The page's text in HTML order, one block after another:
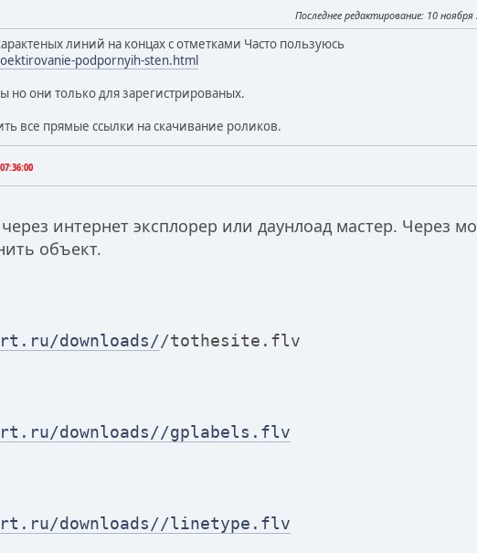
Последнее редактирование: 10
линий на концах с отметками Часто пользуюсь
podpornyih-sten.html
но они только для зарегистрированых.
все прямые ссылки на скачивание роликов.
интернет эксплорер или даунлоад мастер. Через
объект.
downloads//tothesite.flv
downloads//gplabels.flv
downloads//linetype.flv